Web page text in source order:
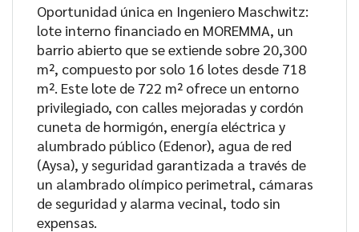
Oportunidad única en Ingeniero Maschwitz:
lote interno financiado en MOREMMA, un
barrio abierto que se extiende sobre 20,300
m², compuesto por solo 16 lotes desde 718
m². Este lote de 722 m² ofrece un entorno
privilegiado, con calles mejoradas y cordón
cuneta de hormigón, energía eléctrica y
alumbrado público (Edenor), agua de red
(Aysa), y seguridad garantizada a través de
un alambrado olímpico perimetral, cámaras
de seguridad y alarma vecinal, todo sin
expensas.